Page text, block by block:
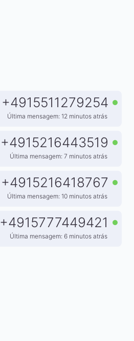
+4915511279254
Última mensagem: 12 minutos atrás
+4915216443519
Última mensagem: 7 minutos atrás
+4915216418767
Última mensagem: 10 minutos atrás
+4915777449421
Última mensagem: 6 minutos atrás